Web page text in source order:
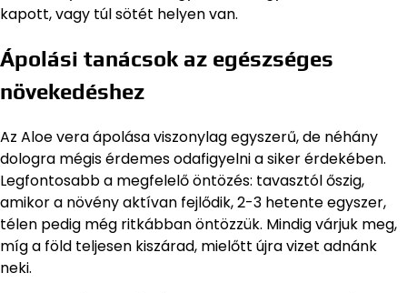
kapott, vagy túl sötét helyen van.
Ápolási tanácsok az egészséges
növekedéshez
Az Aloe vera ápolása viszonylag egyszerű, de néhány
dologra mégis érdemes odafigyelni a siker érdekében.
Legfontosabb a megfelelő öntözés: tavasztól őszig,
amikor a növény aktívan fejlődik, 2-3 hetente egyszer,
télen pedig még ritkábban öntözzük. Mindig várjuk meg,
míg a föld teljesen kiszárad, mielőtt újra vizet adnánk
neki.